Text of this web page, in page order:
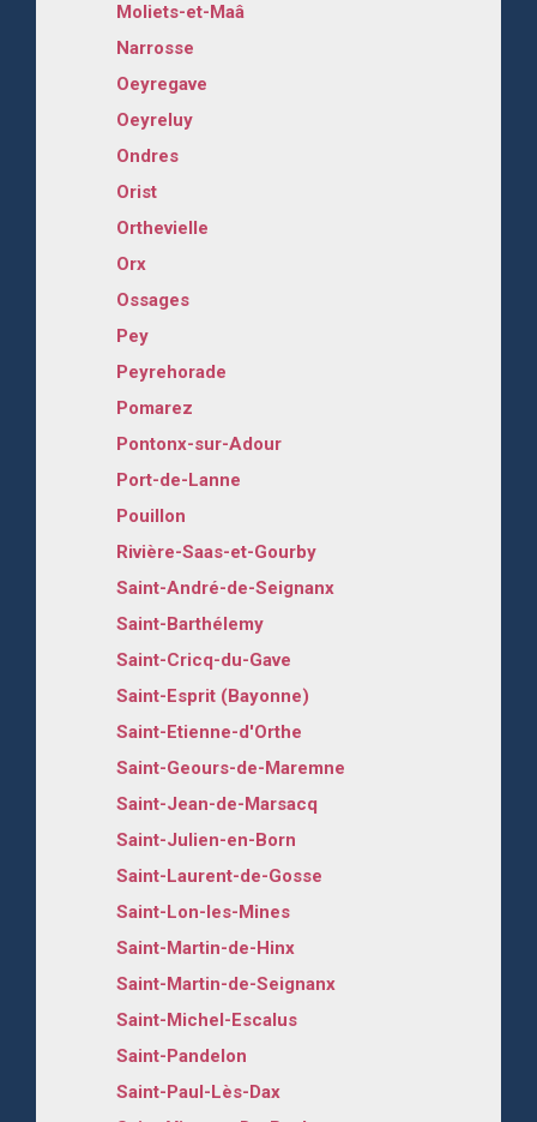
Moliets-et-Maâ
Narrosse
Oeyregave
Oeyreluy
Ondres
Orist
Orthevielle
Orx
Ossages
Pey
Peyrehorade
Pomarez
Pontonx-sur-Adour
Port-de-Lanne
Pouillon
Rivière-Saas-et-Gourby
Saint-André-de-Seignanx
Saint-Barthélemy
Saint-Cricq-du-Gave
Saint-Esprit (Bayonne)
Saint-Etienne-d'Orthe
Saint-Geours-de-Maremne
Saint-Jean-de-Marsacq
Saint-Julien-en-Born
Saint-Laurent-de-Gosse
Saint-Lon-les-Mines
Saint-Martin-de-Hinx
Saint-Martin-de-Seignanx
Saint-Michel-Escalus
Saint-Pandelon
Saint-Paul-Lès-Dax